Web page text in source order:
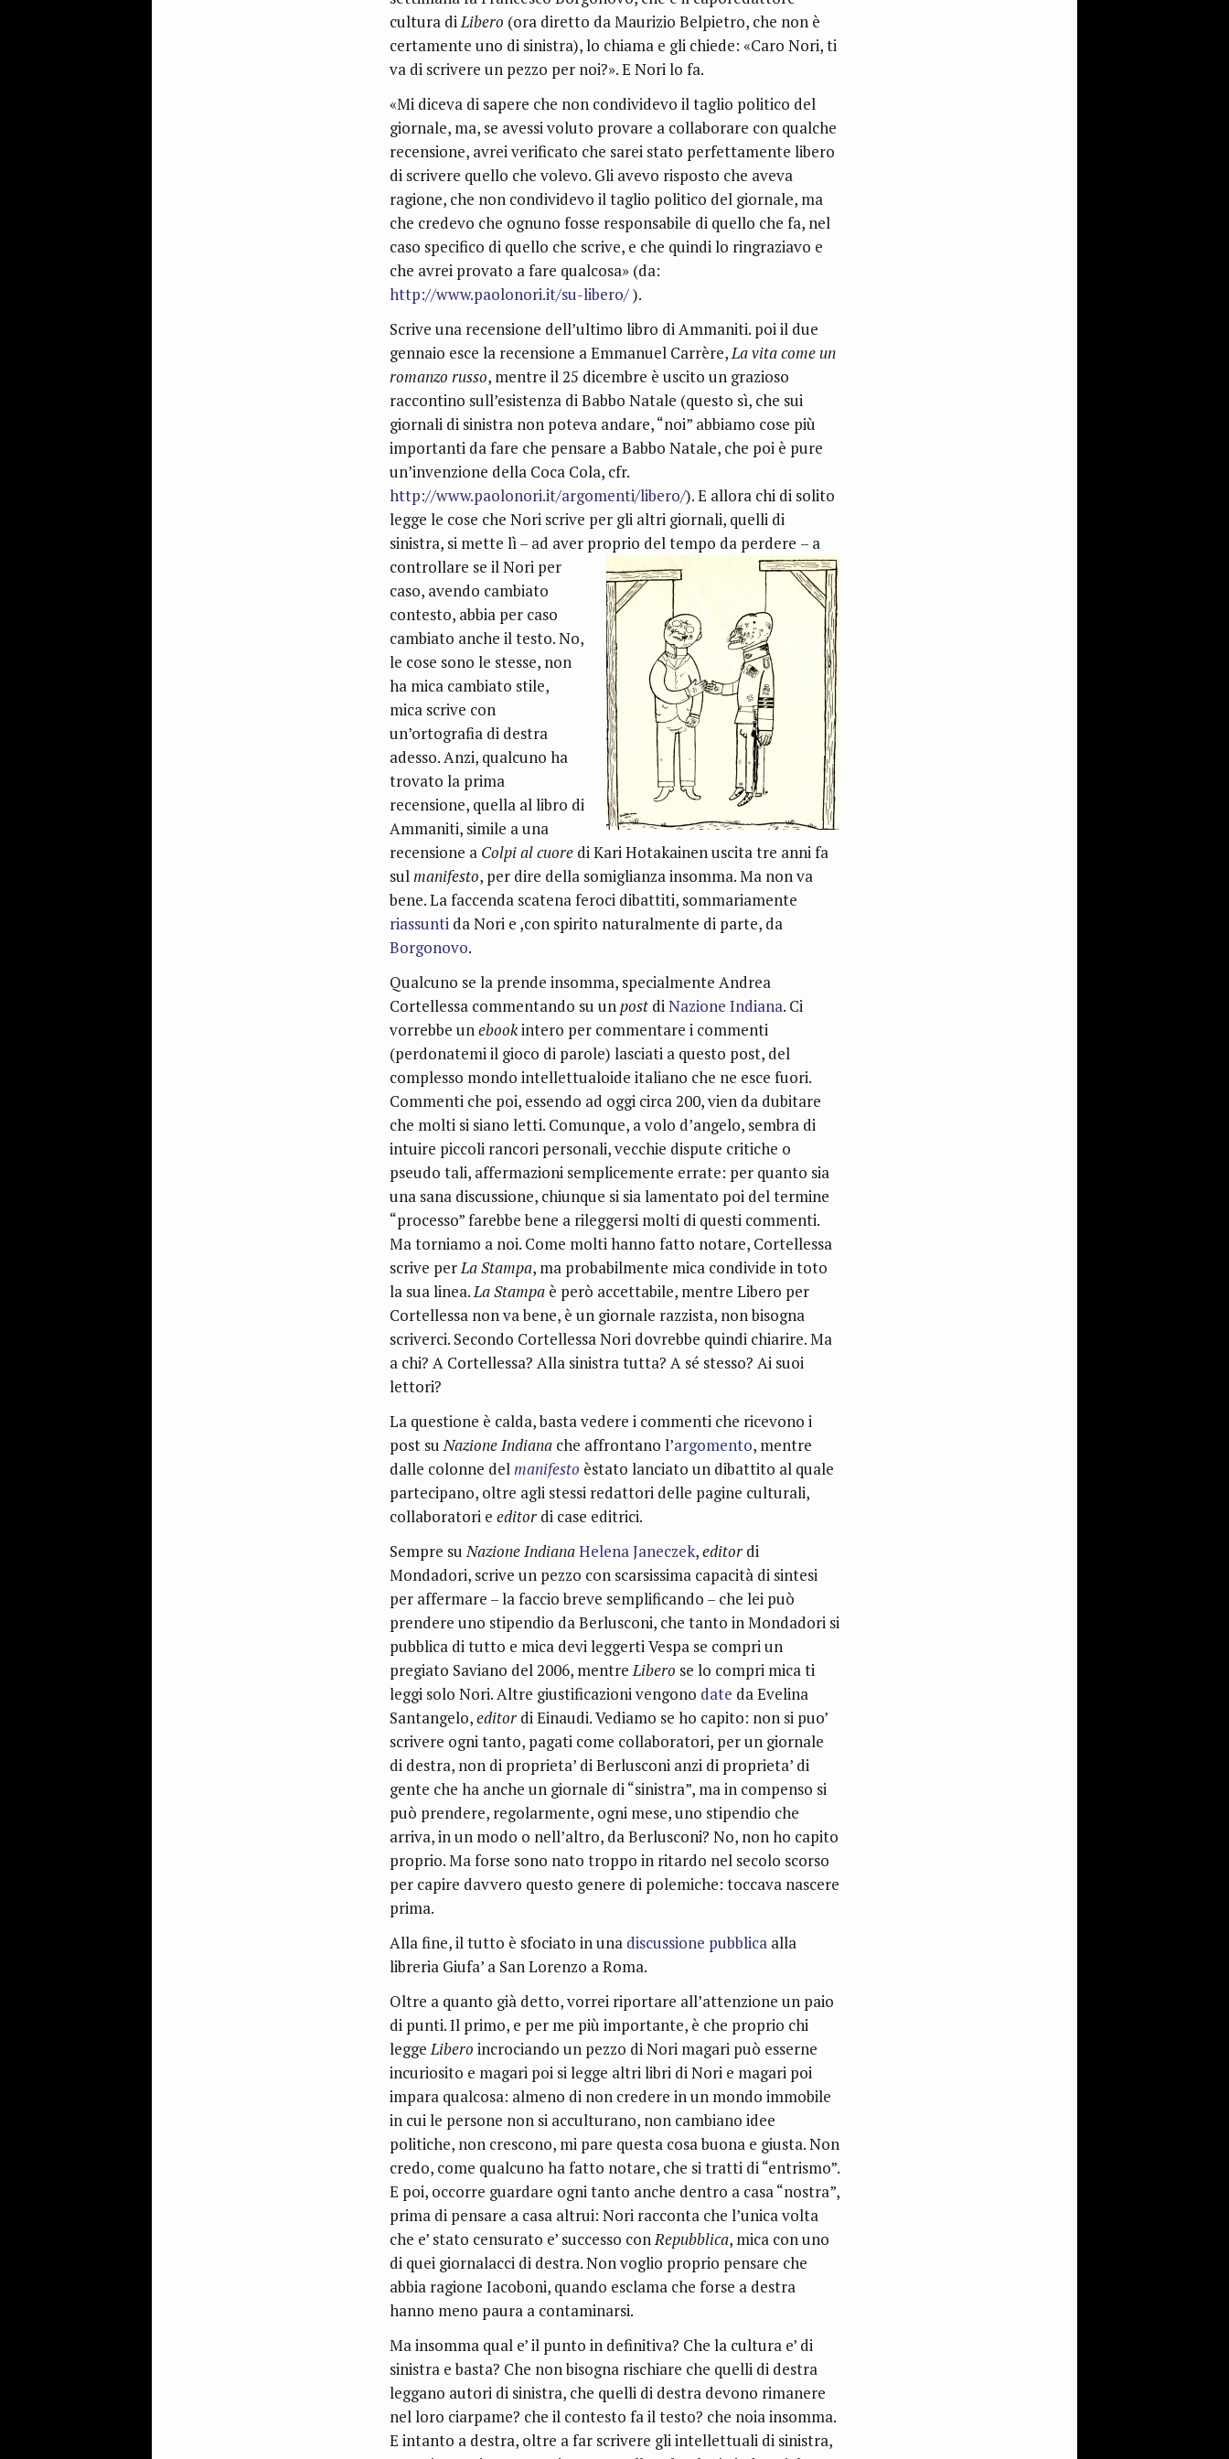
cultura diLibero (ora diretto da Maurizio Belpietro, che non è
certamente uno di sinistra), lo chiama e gli chiede: «Caro Nori, ti
va di scrivere un pezzo per noi?». E Nori lo fa.
«Mi diceva di sapere che non condividevo il taglio politico del
giornale, ma, se avessi voluto provare a collaborare con qualche
recensione, avrei verificato che sarei stato perfettamente libero
di scrivere quello che volevo. Gli avevo risposto che aveva
ragione, che non condividevo il taglio politico del giornale, ma
che credevo che ognuno fosse responsabile di quello che fa, nel
caso specifico di quello che scrive, e che quindi lo ringraziavo e
che avrei provato a fare qualcosa» (da:
http://www.paolonori.it/su-libero/).
Scrive una recensione dell’ultimo libro di Ammaniti. poi il due
gennaio esce la recensione a Emmanuel Carrère,La vita come un
romanzo russo, mentre il 25 dicembre è uscito un grazioso
raccontino sull’esistenza di Babbo Natale (questo sì, che sui
giornali di sinistra non poteva andare, “noi” abbiamo cose più
importanti da fare che pensare a Babbo Natale, che poi è pure
un’invenzione della Coca Cola, cfr.
http://www.paolonori.it/argomenti/libero/). E allora chi di solito
legge le cose che Nori scrive per gli altri giornali, quelli di
sinistra, si mette lì – ad aver proprio del tempo da perdere – a
controllare se il Nori per
caso, avendo cambiato
contesto, abbia per caso
cambiato anche il testo. No,
le cose sono le stesse, non
ha mica cambiato stile,
mica scrive con
un’ortografia di destra
adesso. Anzi, qualcuno ha
trovato la prima
recensione, quella al libro di
Ammaniti, simile a una
recensione a Colpi al cuore di Kari Hotakainen uscita tre anni fa
sulmanifesto, per dire della somiglianza insomma. Ma non va
bene. La faccenda scatena feroci dibattiti, sommariamente
riassunti da Nori e ,con spirito naturalmente di parte, da
Borgonovo.
Qualcuno se la prende insomma, specialmente Andrea
Cortellessa commentando su unpost diNazione Indiana. Ci
vorrebbe unebookintero per commentare i commenti
(perdonatemi il gioco di parole) lasciati a questo post, del
complesso mondo intellettualoide italiano che ne esce fuori.
Commenti che poi, essendo ad oggi circa 200, vien da dubitare
che molti si siano letti. Comunque, a volo d’angelo, sembra di
intuire piccoli rancori personali, vecchie dispute critiche o
pseudo tali, affermazioni semplicemente errate: per quanto sia
una sana discussione, chiunque si sia lamentato poi del termine
“processo” farebbe bene a rileggersi molti di questi commenti.
Ma torniamo a noi. Come molti hanno fatto notare, Cortellessa
scrive perLa Stampa, ma probabilmente mica condivide in toto
la sua linea.La Stampa è però accettabile, mentre Libero per
Cortellessa non va bene, è un giornale razzista, non bisogna
scriverci. Secondo Cortellessa Nori dovrebbe quindi chiarire. Ma
a chi? A Cortellessa? Alla sinistra tutta? A sé stesso? Ai suoi
lettori?
La questione è calda, basta vedere i commenti che ricevono i
post suNazione Indiana che affrontano l’argomento, mentre
dalle colonne delmanifesto èstato lanciato un dibattito al quale
partecipano, oltre agli stessi redattori delle pagine culturali,
collaboratori e editor di case editrici.
Sempre suNazione IndianaHelena Janeczek,editor di
Mondadori, scrive un pezzo con scarsissima capacità di sintesi
per affermare – la faccio breve semplificando – che lei può
prendere uno stipendio da Berlusconi, che tanto in Mondadori si
pubblica di tutto e mica devi leggerti Vespa se compri un
pregiato Saviano del 2006, mentreLibero se lo compri mica ti
leggi solo Nori. Altre giustificazioni vengono date da Evelina
Santangelo,editor di Einaudi. Vediamo se ho capito: non si puo’
scrivere ogni tanto, pagati come collaboratori, per un giornale
di destra, non di proprieta’ di Berlusconi anzi di proprieta’ di
gente che ha anche un giornale di “sinistra”, ma in compenso si
può prendere, regolarmente, ogni mese, uno stipendio che
arriva, in un modo o nell’altro, da Berlusconi? No, non ho capito
proprio. Ma forse sono nato troppo in ritardo nel secolo scorso
per capire davvero questo genere di polemiche: toccava nascere
prima.
Alla fine, il tutto è sfociato in una discussione pubblica alla
libreria Giufa’ a San Lorenzo a Roma.
Oltre a quanto già detto, vorrei riportare all’attenzione un paio
di punti. Il primo, e per me più importante, è che proprio chi
leggeLibero incrociando un pezzo di Nori magari può esserne
incuriosito e magari poi si legge altri libri di Nori e magari poi
impara qualcosa: almeno di non credere in un mondo immobile
in cui le persone non si acculturano, non cambiano idee
politiche, non crescono, mi pare questa cosa buona e giusta. Non
credo, come qualcuno ha fatto notare, che si tratti di “entrismo”.
E poi, occorre guardare ogni tanto anche dentro a casa “nostra”,
prima di pensare a casa altrui: Nori racconta che l’unica volta
che e’ stato censurato e’ successo conRepubblica, mica con uno
di quei giornalacci di destra. Non voglio proprio pensare che
abbia ragione Iacoboni, quando esclama che forse a destra
hanno meno paura a contaminarsi.
Ma insomma qual e’ il punto in definitiva? Che la cultura e’ di
sinistra e basta? Che non bisogna rischiare che quelli di destra
leggano autori di sinistra, che quelli di destra devono rimanere
nel loro ciarpame? che il contesto fa il testo? che noia insomma.
E intanto a destra, oltre a far scrivere gli intellettuali di sinistra,